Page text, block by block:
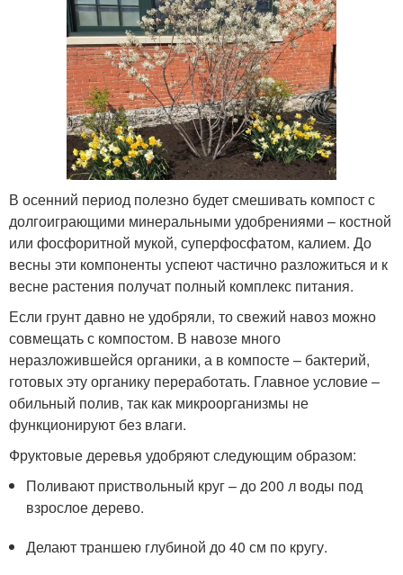
В осенний период полезно будет смешивать компост с
долгоиграющими минеральными удобрениями – костной
или фосфоритной мукой, суперфосфатом, калием. До
весны эти компоненты успеют частично разложиться и к
весне растения получат полный комплекс питания.
Если грунт давно не удобряли, то свежий навоз можно
совмещать с компостом. В навозе много
неразложившейся органики, а в компосте – бактерий,
готовых эту органику переработать. Главное условие –
обильный полив, так как микроорганизмы не
функционируют без влаги.
Фруктовые деревья удобряют следующим образом:
Поливают приствольный круг – до 200 л воды под
взрослое дерево.
Делают траншею глубиной до 40 см по кругу.